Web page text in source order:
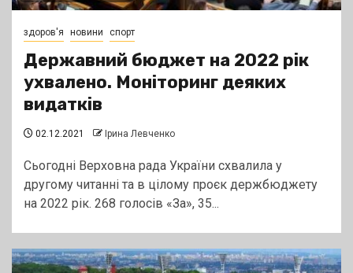
здоров'я новини спорт
Державний бюджет на 2022 рік
ухвалено. Моніторинг деяких
видатків
02.12.2021 Ірина Левченко
Сьогодні Верховна рада України схвалила у
другому читанні та в цілому проєк держбюджету
на 2022 рік. 268 голосів «За», 35...